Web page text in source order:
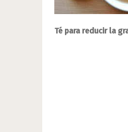
Té para reducir la